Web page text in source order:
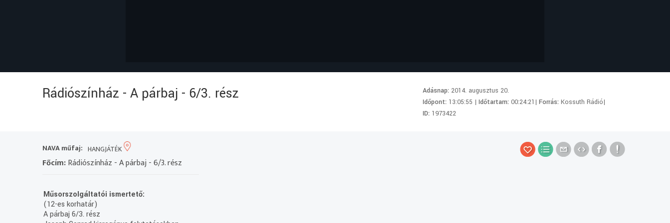
Rádiószínház - A párbaj - 6/3. rész Adásnap:2014. augusztus 20.
Időpont: 13:05:55 |Időtartam:00:24:21|Forrás:Kossuth Rádió|
ID: 1973422
NAVA műfaj: HANGJÁTÉK
Főcím:Rádiószínház - A párbaj - 6/3. rész
Műsorszolgáltatói ismertető:
(12-es korhatár)
A párbaj 6/3. rész